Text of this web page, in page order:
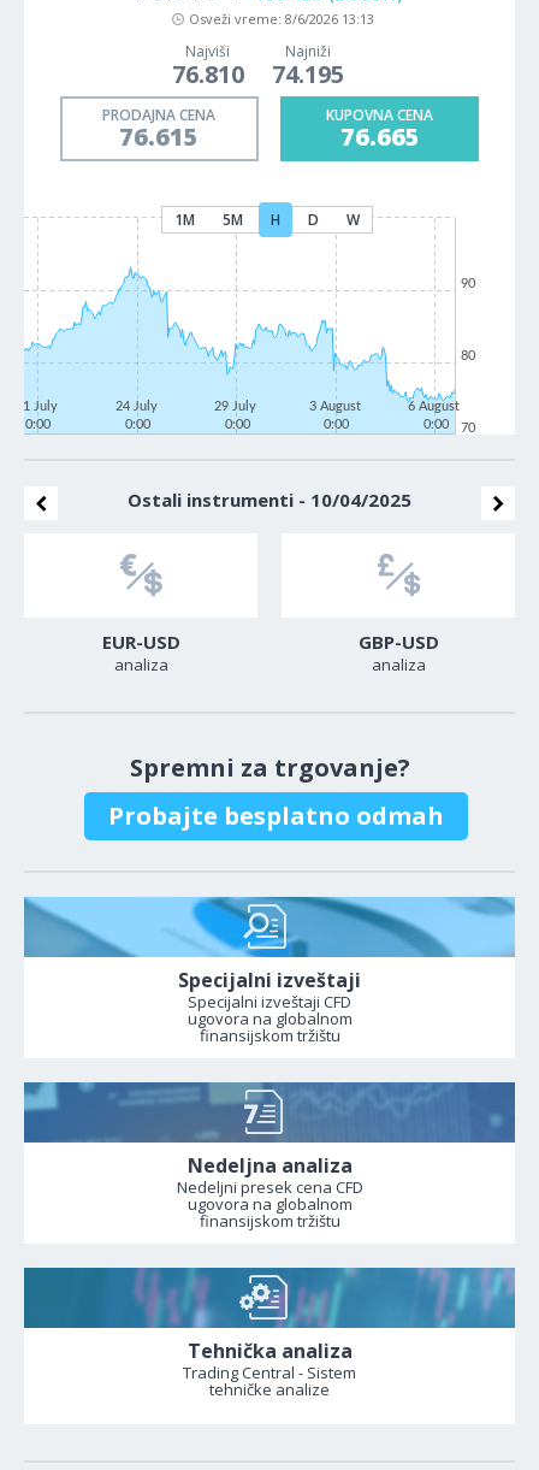
Osveži vreme: 8/6/2026 13:13
Najviši
76.810
Najniži
74.195
PRODAJNA CENA
76.615
KUPOVNA CENA
76.665
1M 5M H D W
21 July
0:00
24 July
0:00
29 July
0:00
3 August
0:00
6 August
0:00
70
80
90
Ostali instrumenti - 10/04/2025
EUR-USD
analiza
GBP-USD
analiza
Spremni za trgovanje?
Probajte besplatno odmah
Specijalni izveštaji
Specijalni izveštaji CFD
ugovora na globalnom
finansijskom tržištu
Nedeljna analiza
Nedeljni presek cena CFD
ugovora na globalnom
finansijskom tržištu
Tehnička analiza
Trading Central - Sistem
tehničke analize